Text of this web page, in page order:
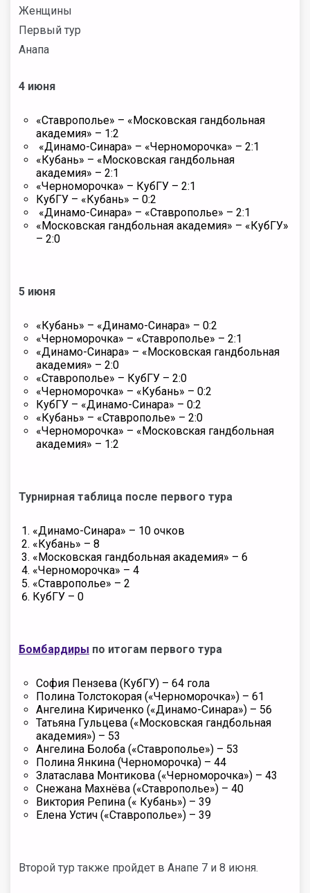
Женщины
Первый тур
Анапа
4 июня
«Ставрополье» – «Московская гандбольная
академия» – 1:2
«Динамо-Синара» – «Черноморочка» – 2:1
«Кубань» – «Московская гандбольная
академия» – 2:1
«Черноморочка» – КубГУ – 2:1
КубГУ – «Кубань» – 0:2
«Динамо-Синара» – «Ставрополье» – 2:1
«Московская гандбольная академия» – «КубГУ»
– 2:0
5 июня
«Кубань» – «Динамо-Синара» – 0:2
«Черноморочка» – «Ставрополье» – 2:1
«Динамо-Синара» – «Московская гандбольная
академия» – 2:0
«Ставрополье» – КубГУ – 2:0
«Черноморочка» – «Кубань» – 0:2
КубГУ – «Динамо-Синара» – 0:2
«Кубань» – «Ставрополье» – 2:0
«Черноморочка» – «Московская гандбольная
академия» – 1:2
Турнирная таблица после первого тура
«Динамо-Синара» – 10 очков
«Кубань» – 8
«Московская гандбольная академия» – 6
«Черноморочка» – 4
«Ставрополье» – 2
КубГУ – 0
Бомбардиры по итогам первого тура
София Пензева (КубГУ) – 64 гола
Полина Толстокорая («Черноморочка») – 61
Ангелина Кириченко («Динамо-Синара») – 56
Татьяна Гульцева («Московская гандбольная
академия») – 53
Ангелина Болоба («Ставрополье») – 53
Полина Янкина (Черноморочка) – 44
Златаслава Монтикова («Черноморочка») – 43
Снежана Махнёва («Ставрополье») – 40
Виктория Репина (« Кубань») – 39
Елена Устич («Ставрополье») – 39
Второй тур также пройдет в Анапе 7 и 8 июня.